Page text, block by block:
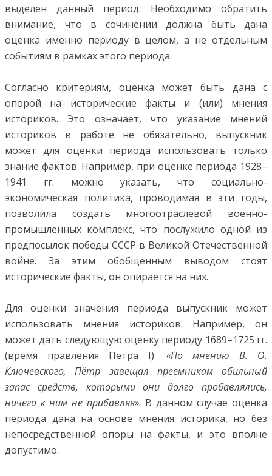
выделен данный период. Необходимо обратить
внимание, что в сочинении должна быть дана
оценка именно периоду в целом, а не отдельным
событиям в рамках этого периода.
Согласно критериям, оценка может быть дана с
опорой на исторические факты и (или) мнения
историков. Это означает, что указание мнений
историков в работе не обязательно, выпускник
может для оценки периода использовать только
знание фактов. Например, при оценке периода 1928–
1941 гг. можно указать, что социально-
экономическая политика, проводимая в эти годы,
позволила создать многоотраслевой военно-
промышленных комплекс, что послужило одной из
предпосылок победы СССР в Великой Отечественной
войне. За этим обобщённым выводом стоят
исторические факты, он опирается на них.
Для оценки значения периода выпускник может
использовать мнения историков. Например, он
может дать следующую оценку периоду 1689–1725 гг.
(время правления Петра I): «По мнению В. О.
Ключевского, Пётр завещал преемникам обильный
запас средств, которыми они долго пробавлялись,
ничего к ним не прибавляя». В данном случае оценка
периода дана на основе мнения историка, но без
непосредственной опоры на факты, и это вполне
допустимо.